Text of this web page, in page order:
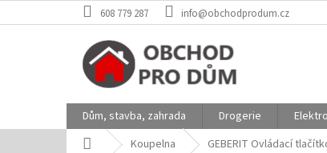
na
608 779 287 info@obchodprodum.cz
Dům, stavba, zahrada Drogerie Elektro
Domů Koupelna GEBERIT Ovládací